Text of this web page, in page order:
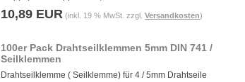
10,89 EUR (inkl. 19 % MwSt. zzgl. Versandkosten)
100er Pack Drahtseilklemmen 5mm DIN 741 /
Seilklemmen
Drahtseilklemme ( Seilklemme) für 4 / 5mm Drahtseile